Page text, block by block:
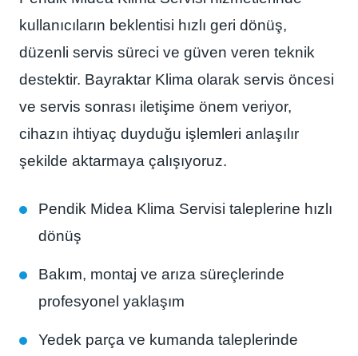
kullanıcıların beklentisi hızlı geri dönüş,
düzenli servis süreci ve güven veren teknik
destektir. Bayraktar Klima olarak servis öncesi
ve servis sonrası iletişime önem veriyor,
cihazın ihtiyaç duyduğu işlemleri anlaşılır
şekilde aktarmaya çalışıyoruz.
Pendik Midea Klima Servisi taleplerine hızlı
dönüş
Bakım, montaj ve arıza süreçlerinde
profesyonel yaklaşım
Yedek parça ve kumanda taleplerinde